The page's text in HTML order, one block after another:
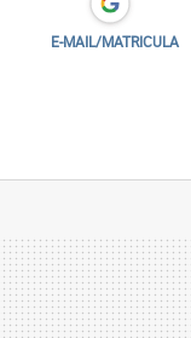
E-MAIL/MATRICULA